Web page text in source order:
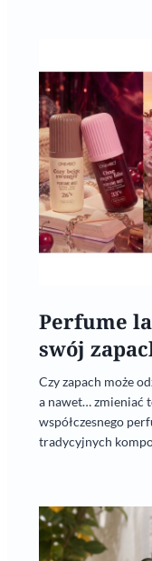
Perfume
swój
Czy zapach może
a nawet… zmieniać
współczesnego
tradycyjnych